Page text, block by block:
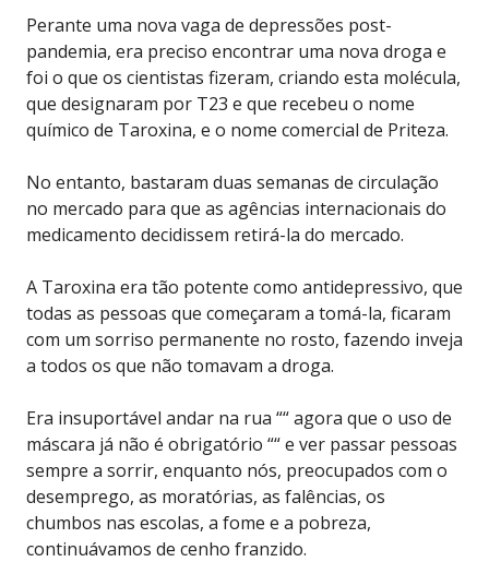
Perante uma nova vaga de depressões post-
pandemia, era preciso encontrar uma nova droga e
foi o que os cientistas fizeram, criando esta molécula,
que designaram por T23 e que recebeu o nome
químico de Taroxina, e o nome comercial de Priteza.
No entanto, bastaram duas semanas de circulação
no mercado para que as agências internacionais do
medicamento decidissem retirá-la do mercado.
A Taroxina era tão potente como antidepressivo, que
todas as pessoas que começaram a tomá-la, ficaram
com um sorriso permanente no rosto, fazendo inveja
a todos os que não tomavam a droga.
Era insuportável andar na rua ““ agora que o uso de
máscara já não é obrigatório ““ e ver passar pessoas
sempre a sorrir, enquanto nós, preocupados com o
desemprego, as moratórias, as falências, os
chumbos nas escolas, a fome e a pobreza,
continuávamos de cenho franzido.